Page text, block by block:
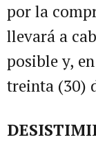
por la
llevará a
posible y,
treinta (30)